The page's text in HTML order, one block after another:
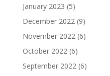
January 2023 (5)
December 2022(9)
November 2022(6)
October 2022(6)
September 2022(6)